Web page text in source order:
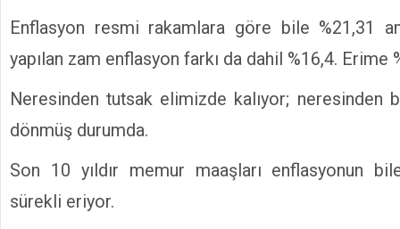
Enflasyon resmi rakamlara göre bile %21,31
yapılan zam enflasyon farkı da dahil %16,4. Erime
Neresinden tutsak elimizde kalıyor; neresinden
dönmüş durumda.
Son 10 yıldır memur maaşları enflasyonun
sürekli eriyor.